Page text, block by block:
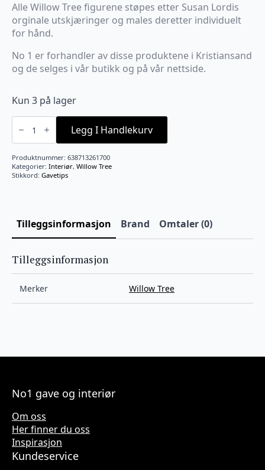
Alle Willow Tree figurene støpes etter Susan Lordis
orginale utskjæringer og males deretter individuelt
for hånd.
No 1 er forhandler av disse produktene i Kristiansand
og de selges i vår butikk og på vår nettside.
Kun 3 på lager
A
tree,
prayer
antall
Legg I Handlekurv
Produktnummer: 638713261700
Kategorier: Interiør, Willow Tree
Stikkord: Gavetips
Tilleggsinformasjon Brand Omtaler (0)
Tilleggsinformasjon
Merker Willow Tree
No1 gave og interiør
Om oss
Her finner du oss
Inspirasjon
Kundeservice